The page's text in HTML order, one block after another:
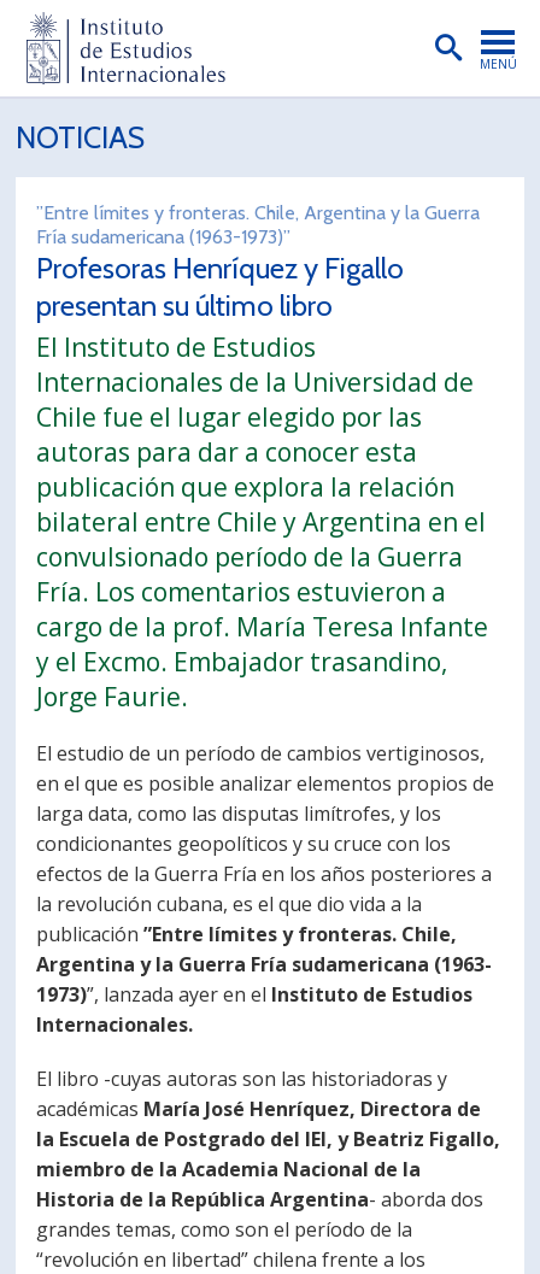
MENÚ
INSTITUTO
PREGRADO
POSTGRADO
INVESTIGACIÓN
EXTENSIÓN
PUBLICACIONES
BIBLIOTECA
ENGLISH
PORTUGUÊS
Postulantes
Estudiantes
Académicos
Egresados
NOTICIAS
”Entre límites y fronteras. Chile, Argentina y la Guerra
Fría sudamericana (1963-1973)”
Profesoras Henríquez y Figallo
presentan su último libro
El Instituto de Estudios
Internacionales de la Universidad de
Chile fue el lugar elegido por las
autoras para dar a conocer esta
publicación que explora la relación
bilateral entre Chile y Argentina en el
convulsionado período de la Guerra
Fría. Los comentarios estuvieron a
cargo de la prof. María Teresa Infante
y el Excmo. Embajador trasandino,
Jorge Faurie.
El estudio de un período de cambios vertiginosos,
en el que es posible analizar elementos propios de
larga data, como las disputas limítrofes, y los
condicionantes geopolíticos y su cruce con los
efectos de la Guerra Fría en los años posteriores a
la revolución cubana, es el que dio vida a la
publicación”Entre límites y fronteras. Chile,
Argentina y la Guerra Fría sudamericana (1963-
1973)”, lanzada ayer en el Instituto de Estudios
Internacionales.
El libro -cuyas autoras son las historiadoras y
académicas María José Henríquez, Directora de
la Escuela de Postgrado del IEI, y Beatriz Figallo,
miembro de la Academia Nacional de la
Historia de la República Argentina- aborda dos
grandes temas, como son el período de la
“revolución en libertad” chilena frente a los